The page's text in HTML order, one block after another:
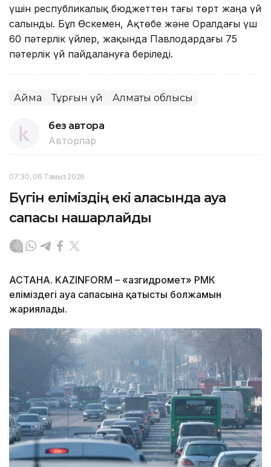
үшін республикалық бюджеттен тағы төрт жаңа үй
салынды. Бұл Өскемен, Ақтөбе және Оралдағы үш
60 пәтерлік үйлер, жақында Павлодардағы 75
пәтерлік үй пайдалануға беріледі.
Аймақ Тұрғын үй Алматы облысы
без автора
Авторлар
07:30, 06 Тамыз 2026
Бүгін еліміздің екі қаласында ауа
сапасы нашарлайды
АСТАНА. KAZINFORM – «Қазгидромет» РМК
еліміздегі ауа сапасына қатысты болжамын
жариялады.